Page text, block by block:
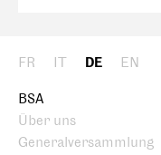
FR IT DE EN
BSA
Über uns
Generalversammlung